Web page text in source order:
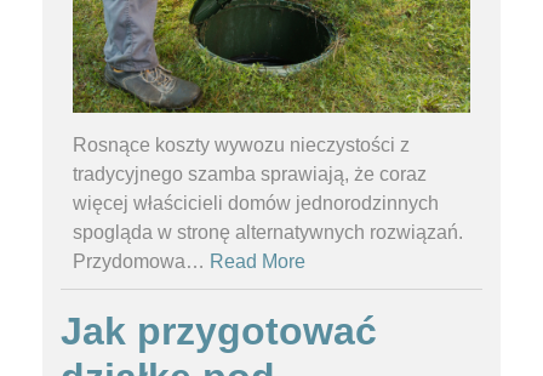
Rosnące koszty wywozu nieczystości z
tradycyjnego szamba sprawiają, że coraz
więcej właścicieli domów jednorodzinnych
spogląda w stronę alternatywnych rozwiązań.
Przydomowa… Read More
Jak przygotować